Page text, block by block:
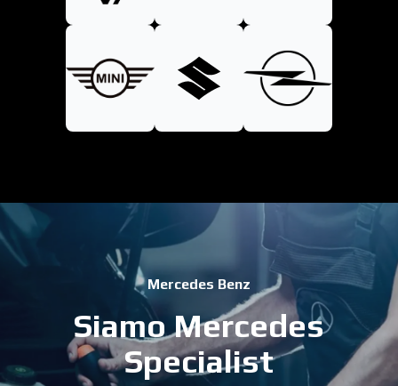
Mercedes Benz
Siamo Mercedes
Specialist